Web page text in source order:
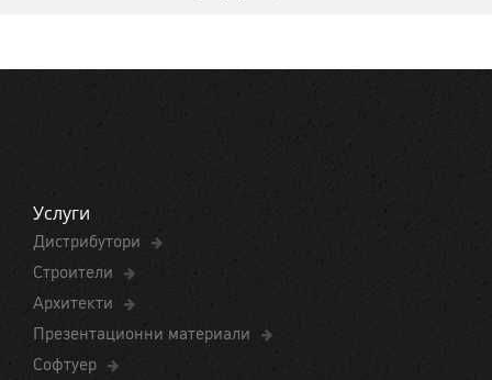
Услуги
Дистрибутори
Строители
Архитекти
Презентационни материали
Софтуер